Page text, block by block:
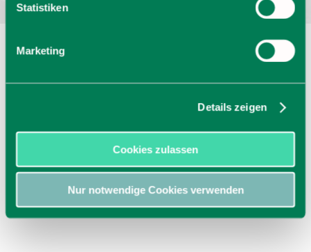
Statistiken
Marketing
Details zeigen
Cookies zulassen
Nur notwendige Cookies verwenden